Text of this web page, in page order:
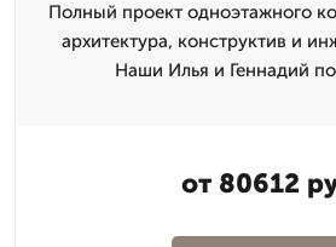
Полный проект одноэтажного
архитектура, конструктив и
Наши Илья и Геннадий
от 80612